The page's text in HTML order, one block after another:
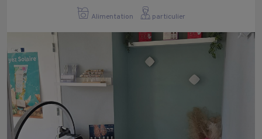
Alimentation particulier